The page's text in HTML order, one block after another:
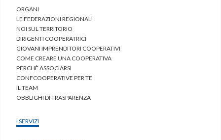
ORGANI
LE FEDERAZIONI REGIONALI
NOI SUL TERRITORIO
DIRIGENTI COOPERATRICI
GIOVANI IMPRENDITORI COOPERATIVI
COME CREARE UNA COOPERATIVA
PERCHÈ ASSOCIARSI
CONFCOOPERATIVE PER TE
IL TEAM
OBBLIGHI DI TRASPARENZA
I SERVIZI